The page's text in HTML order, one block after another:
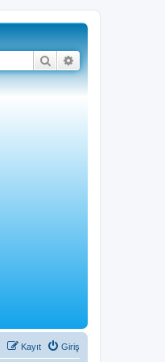
Ara Gelişmiş arama
Giriş
Kayıt